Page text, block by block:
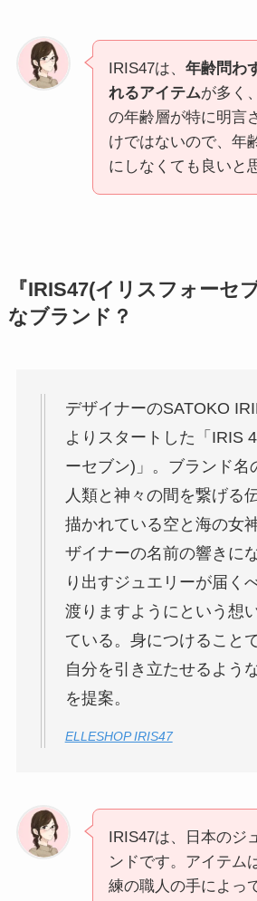
IRIS47は、 年齢問わ
れるアイテムが多く
の年齢層が特に明言
けではないので、年
にしなくても良いと
『IRIS47(イリスフォーセ
なブランド？
デザイナーのSATOKO
よりスタートした「IRIS
ーセブン)」。ブランド名
人類と神々の間を繋げる
描かれている空と海の女
ザイナーの名前の響きに
り出すジュエリーが届く
渡りますようにという想
ている。身につけること
自分を引き立たせるよう
を提案。
ELLESHOP IRIS47
IRIS47は、日本のジ
ンドです。アイテム
練の職人の手によっ